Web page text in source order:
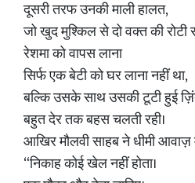
दूसरी तरफ उनकी माली हालत,
जो खुद मुश्किल से दो वक्त की रोटी
रेशमा को वापस लाना
सिर्फ एक बेटी को घर लाना नहीं था,
बल्कि उसके साथ उसकी टूटी हुई
बहुत देर तक बहस चलती रही।
आखिर मौलवी साहब ने धीमी
“निकाह कोई खेल नहीं होता।